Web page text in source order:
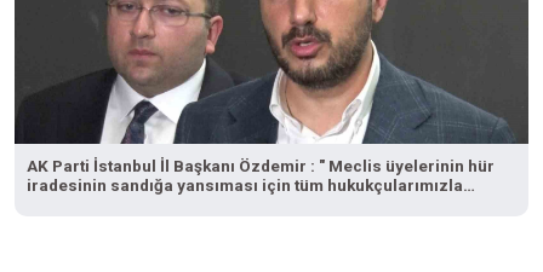
AK Parti İstanbul İl Başkanı Özdemir : " Meclis üyelerinin hür
iradesinin sandığa yansıması için tüm hukukçularımızla